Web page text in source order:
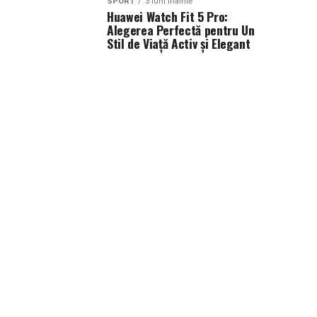
Huawei Watch Fit 5 Pro:
Alegerea Perfectă pentru Un
Stil de Viață Activ și Elegant